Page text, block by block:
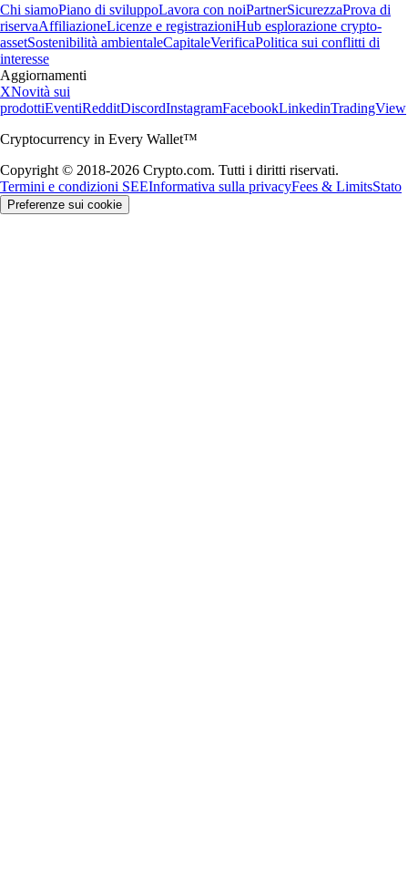
Chi siamoPiano di sviluppoLavora con noiPartnerSicurezzaProva di
riservaAffiliazioneLicenze e registrazioniHub esplorazione crypto-
assetSostenibilità ambientaleCapitaleVerificaPolitica sui conflitti di
interesse
Aggiornamenti
XNovità sui
prodottiEventiRedditDiscordInstagramFacebookLinkedinTradingView
Cryptocurrency in Every Wallet™
Copyright © 2018-2026 Crypto.com. Tutti i diritti riservati.
Termini e condizioni SEEInformativa sulla privacyFees & LimitsStato
Preferenze sui cookie